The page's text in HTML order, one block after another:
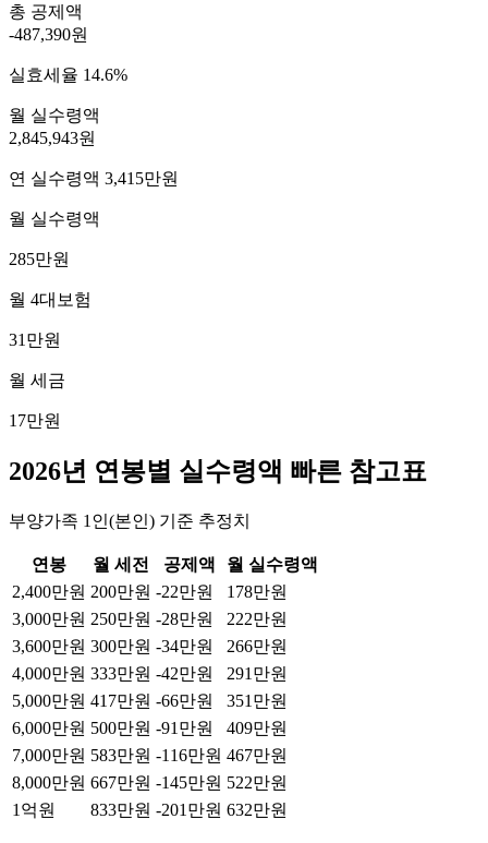
총 공제액
-487,390원
실효세율 14.6%
월 실수령액
2,845,943원
연 실수령액 3,415만원
월 실수령액
285만원
월 4대보험
31만원
월 세금
17만원
2026년 연봉별 실수령액 빠른 참고표
부양가족 1인(본인) 기준 추정치
연봉 월 세전 공제액
월 실수령액
2,400만원 200만원 -22만원
178만원
3,000만원 250만원 -28만원
222만원
3,600만원 300만원 -34만원
266만원
4,000만원 333만원 -42만원
291만원
5,000만원 417만원 -66만원
351만원
6,000만원 500만원 -91만원
409만원
7,000만원 583만원 -116만원 467만원
8,000만원 667만원 -145만원 522만원
1억원
833만원 -201만원 632만원